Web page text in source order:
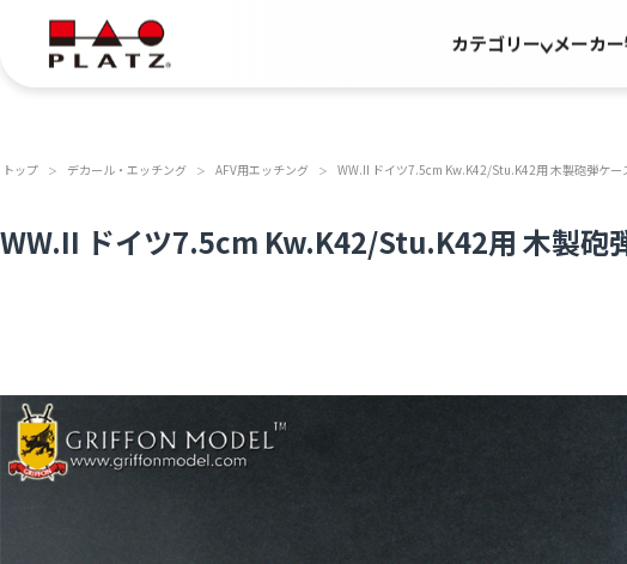
カテゴリー メーカー
トップ ＞ デカール・エッチング ＞ AFV用エッチング ＞ WW.II ドイツ7.5cm Kw.K42/Stu.K42用 木製砲弾ケー
WW.II ドイツ7.5cm Kw.K42/Stu.K42用 木製砲